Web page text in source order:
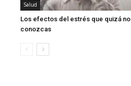
Salud
Los efectos del estrés que quizá no
conozcas